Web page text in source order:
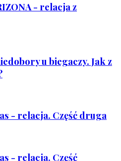
- relacja z
u biegaczy. Jak z
- relacja. Część druga
- relacja. Część